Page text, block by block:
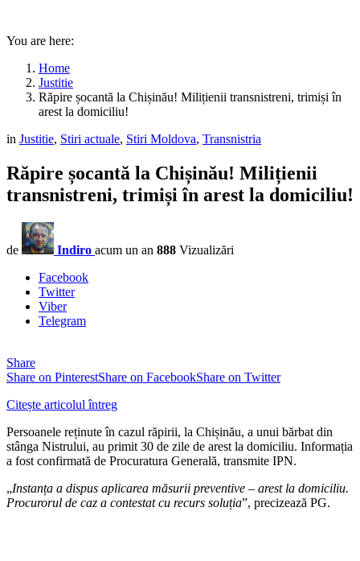
You are here:
Home
Justitie
Răpire șocantă la Chișinău! Milițienii transnistreni, trimiși în
arest la domiciliu!
in Justitie, Stiri actuale, Stiri Moldova, Transnistria
Răpire șocantă la Chișinău! Milițienii
transnistreni, trimiși în arest la domiciliu!
de Indiro acum un an 888 Vizualizări
Facebook
Twitter
Viber
Telegram
Share
Share on PinterestShare on FacebookShare on Twitter
Citește articolul întreg
Persoanele reținute în cazul răpirii, la Chișinău, a unui bărbat din
stânga Nistrului, au primit 30 de zile de arest la domiciliu. Informația
a fost confirmată de Procuratura Generală, transmite IPN.
„Instanța a dispus aplicarea măsurii preventive – arest la domiciliu.
Procurorul de caz a contestat cu recurs soluția”, precizează PG.